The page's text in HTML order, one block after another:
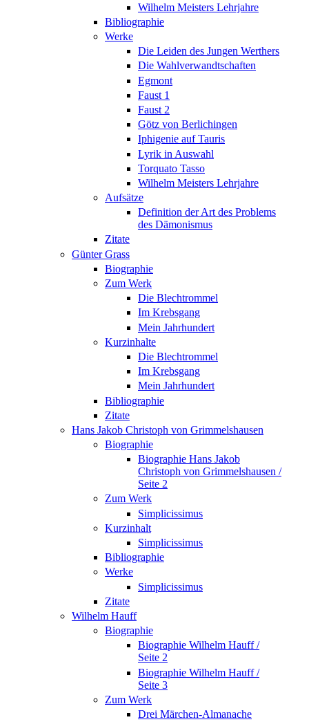
Wilhelm Meisters Lehrjahre
Bibliographie
Werke
Die Leiden des Jungen Werthers
Die Wahlverwandtschaften
Egmont
Faust 1
Faust 2
Götz von Berlichingen
Iphigenie auf Tauris
Lyrik in Auswahl
Torquato Tasso
Wilhelm Meisters Lehrjahre
Aufsätze
Definition der Art des Problems
des Dämonismus
Zitate
Günter Grass
Biographie
Zum Werk
Die Blechtrommel
Im Krebsgang
Mein Jahrhundert
Kurzinhalte
Die Blechtrommel
Im Krebsgang
Mein Jahrhundert
Bibliographie
Zitate
Hans Jakob Christoph von Grimmelshausen
Biographie
Biographie Hans Jakob
Christoph von Grimmelshausen /
Seite 2
Zum Werk
Simplicissimus
Kurzinhalt
Simplicissimus
Bibliographie
Werke
Simplicissimus
Zitate
Wilhelm Hauff
Biographie
Biographie Wilhelm Hauff /
Seite 2
Biographie Wilhelm Hauff /
Seite 3
Zum Werk
Drei Märchen-Almanache